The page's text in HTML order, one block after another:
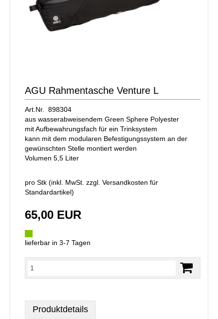
AGU Rahmentasche Venture L
Art.Nr. 898304
aus wasserabweisendem Green Sphere Polyester
mit Aufbewahrungsfach für ein Trinksystem
kann mit dem modularen Befestigungssystem an der
gewünschten Stelle montiert werden
Volumen 5,5 Liter
pro Stk (inkl. MwSt. zzgl. Versandkosten für
Standardartikel)
65,00 EUR
lieferbar in 3-7 Tagen
Produktdetails